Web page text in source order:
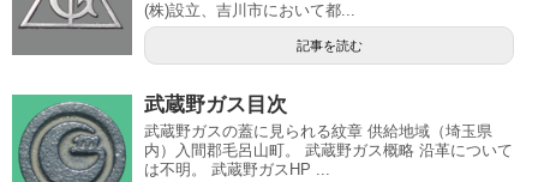
(株)設立、吉川市において都...
記事を読む
武蔵野ガス目次
武蔵野ガスの蓋に見られる紋章 供給地域（埼玉県
内）入間郡毛呂山町。 武蔵野ガス概略 沿革について
は不明。 武蔵野ガスHP ...